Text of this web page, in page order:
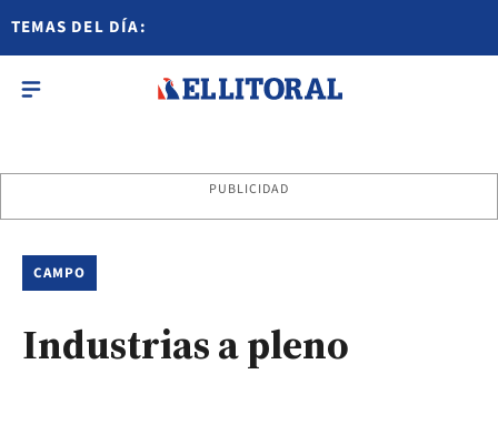
TEMAS DEL DÍA:
PUBLICIDAD
CAMPO
Industrias a pleno